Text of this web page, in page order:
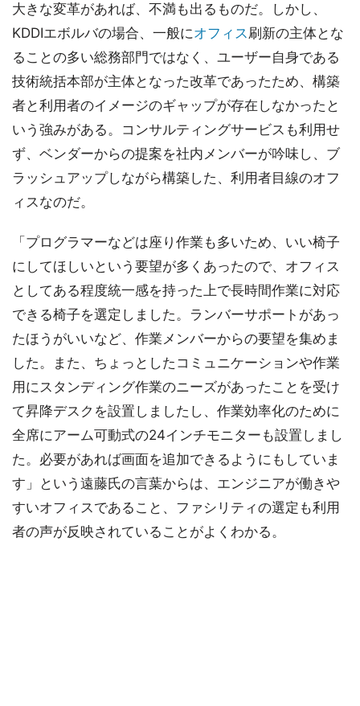
大きな変革があれば、不満も出るものだ。しかし、
KDDIエボルバの場合、一般にオフィス刷新の主体とな
ることの多い総務部門ではなく、ユーザー自身である
技術統括本部が主体となった改革であったため、構築
者と利用者のイメージのギャップが存在しなかったと
いう強みがある。コンサルティングサービスも利用せ
ず、ベンダーからの提案を社内メンバーが吟味し、ブ
ラッシュアップしながら構築した、利用者目線のオフ
ィスなのだ。
「プログラマーなどは座り作業も多いため、いい椅子
にしてほしいという要望が多くあったので、オフィス
としてある程度統一感を持った上で長時間作業に対応
できる椅子を選定しました。ランバーサポートがあっ
たほうがいいなど、作業メンバーからの要望を集めま
した。また、ちょっとしたコミュニケーションや作業
用にスタンディング作業のニーズがあったことを受け
て昇降デスクを設置しましたし、作業効率化のために
全席にアーム可動式の24インチモニターも設置しまし
た。必要があれば画面を追加できるようにもしていま
す」という遠藤氏の言葉からは、エンジニアが働きや
すいオフィスであること、ファシリティの選定も利用
者の声が反映されていることがよくわかる。